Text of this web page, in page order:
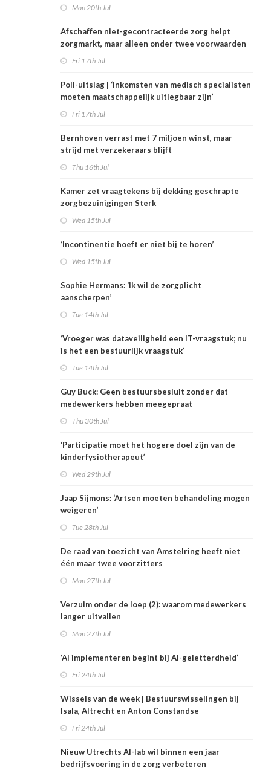
Mon 20th Jul
Afschaffen niet-gecontracteerde zorg helpt
zorgmarkt, maar alleen onder twee voorwaarden
Fri 17th Jul
Poll-uitslag | ‘Inkomsten van medisch specialisten
moeten maatschappelijk uitlegbaar zijn’
Fri 17th Jul
Bernhoven verrast met 7 miljoen winst, maar
strijd met verzekeraars blijft
Thu 16th Jul
Kamer zet vraagtekens bij dekking geschrapte
zorgbezuinigingen Sterk
Wed 15th Jul
‘Incontinentie hoeft er niet bij te horen’
Wed 15th Jul
Sophie Hermans: ‘Ik wil de zorgplicht
aanscherpen’
Tue 14th Jul
‘Vroeger was dataveiligheid een IT-vraagstuk; nu
is het een bestuurlijk vraagstuk’
Tue 14th Jul
Guy Buck: Geen bestuursbesluit zonder dat
medewerkers hebben meegepraat
Thu 30th Jul
‘Participatie moet het hogere doel zijn van de
kinderfysiotherapeut’
Wed 29th Jul
Jaap Sijmons: ‘Artsen moeten behandeling mogen
weigeren’
Tue 28th Jul
De raad van toezicht van Amstelring heeft niet
één maar twee voorzitters
Mon 27th Jul
Verzuim onder de loep (2): waarom medewerkers
langer uitvallen
Mon 27th Jul
‘AI implementeren begint bij AI-geletterdheid’
Fri 24th Jul
Wissels van de week | Bestuurswisselingen bij
Isala, Altrecht en Anton Constandse
Fri 24th Jul
Nieuw Utrechts AI-lab wil binnen een jaar
bedrijfsvoering in de zorg verbeteren